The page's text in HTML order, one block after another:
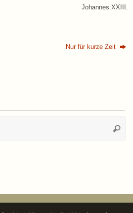
Johannes XXIII.
Nur für kurze Zeit